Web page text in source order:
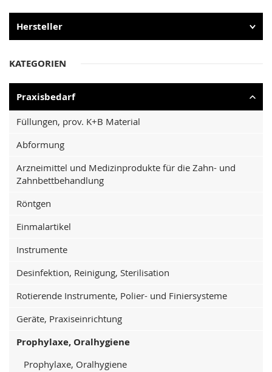
Hersteller
KATEGORIEN
Praxisbedarf
Füllungen, prov. K+B Material
Abformung
Arzneimittel und Medizinprodukte für die Zahn- und
Zahnbettbehandlung
Röntgen
Einmalartikel
Instrumente
Desinfektion, Reinigung, Sterilisation
Rotierende Instrumente, Polier- und Finiersysteme
Geräte, Praxiseinrichtung
Prophylaxe, Oralhygiene
Prophylaxe, Oralhygiene